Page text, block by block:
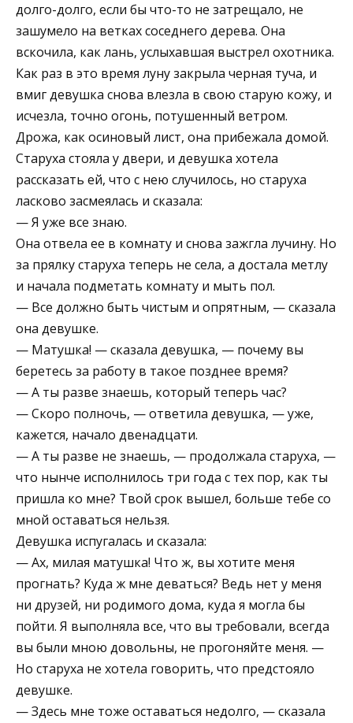
долго-долго, если бы что-то не затрещало, не
зашумело на ветках соседнего дерева. Она
вскочила, как лань, услыхавшая выстрел охотника.
Как раз в это время луну закрыла черная туча, и
вмиг девушка снова влезла в свою старую кожу, и
исчезла, точно огонь, потушенный ветром.
Дрожа, как осиновый лист, она прибежала домой.
Старуха стояла у двери, и девушка хотела
рассказать ей, что с нею случилось, но старуха
ласково засмеялась и сказала:
— Я уже все знаю.
Она отвела ее в комнату и снова зажгла лучину. Но
за прялку старуха теперь не села, а достала метлу
и начала подметать комнату и мыть пол.
— Все должно быть чистым и опрятным, — сказала
она девушке.
— Матушка! — сказала девушка, — почему вы
беретесь за работу в такое позднее время?
— А ты разве знаешь, который теперь час?
— Скоро полночь, — ответила девушка, — уже,
кажется, начало двенадцати.
— А ты разве не знаешь, — продолжала старуха, —
что нынче исполнилось три года с тех пор, как ты
пришла ко мне? Твой срок вышел, больше тебе со
мной оставаться нельзя.
Девушка испугалась и сказала:
— Ах, милая матушка! Что ж, вы хотите меня
прогнать? Куда ж мне деваться? Ведь нет у меня
ни друзей, ни родимого дома, куда я могла бы
пойти. Я выполняла все, что вы требовали, всегда
вы были мною довольны, не прогоняйте меня. —
Но старуха не хотела говорить, что предстояло
девушке.
— Здесь мне тоже оставаться недолго, — сказала